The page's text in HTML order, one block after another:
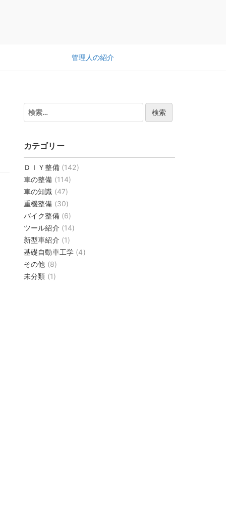
管理人の紹介
検
索:
カテゴリー
ＤＩＹ整備(142)
車の整備 (114)
車の知識 (47)
重機整備 (30)
バイク整備(6)
ツール紹介 (14)
新型車紹介 (1)
基礎自動車工学 (4)
その他 (8)
未分類 (1)